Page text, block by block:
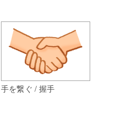
手を繋ぐ / 握手